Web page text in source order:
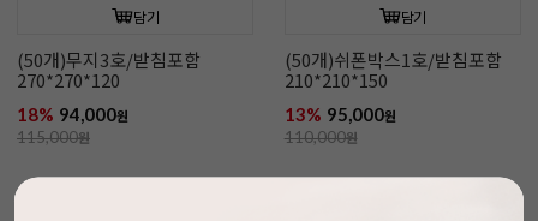
담기
(50개)무지3호/받침포함
270*270*120
18% 94,000원
115,000원
담기
(50개)쉬폰박스1호/받침포함
210*210*150
13% 95,000원
110,000원